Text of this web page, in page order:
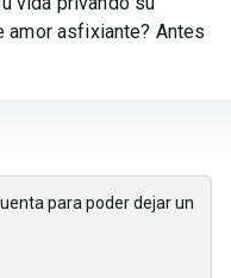
amor asfixiante? Antes
para poder dejar un